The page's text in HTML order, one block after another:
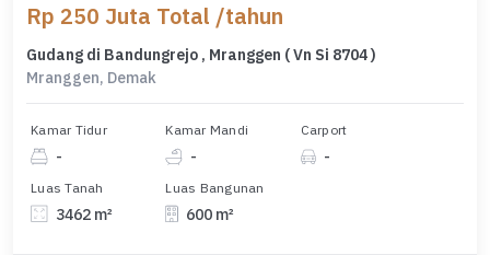
Rp 250 Juta Total /tahun
Gudang di Bandungrejo , Mranggen ( Vn Si 8704 )
Mranggen, Demak
Kamar Tidur
-
Kamar Mandi
-
Carport
-
Luas Tanah
3462 m²
Luas Bangunan
600 m²